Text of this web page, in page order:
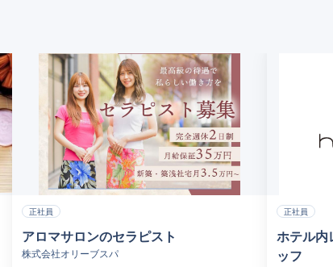
正社員
アロマサロンのセラピスト
株式会社オリーブスパ
正社員
ホテル内
ッフ